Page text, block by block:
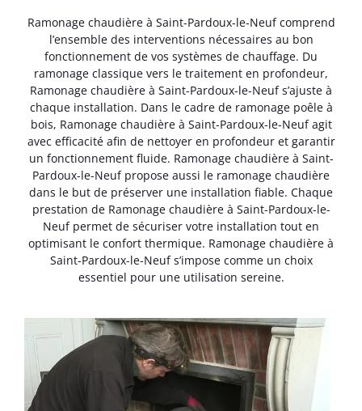
Ramonage chaudière à Saint-Pardoux-le-Neuf comprend
l’ensemble des interventions nécessaires au bon
fonctionnement de vos systèmes de chauffage. Du
ramonage classique vers le traitement en profondeur,
Ramonage chaudière à Saint-Pardoux-le-Neuf s’ajuste à
chaque installation. Dans le cadre de ramonage poêle à
bois, Ramonage chaudière à Saint-Pardoux-le-Neuf agit
avec efficacité afin de nettoyer en profondeur et garantir
un fonctionnement fluide. Ramonage chaudière à Saint-
Pardoux-le-Neuf propose aussi le ramonage chaudière
dans le but de préserver une installation fiable. Chaque
prestation de Ramonage chaudière à Saint-Pardoux-le-
Neuf permet de sécuriser votre installation tout en
optimisant le confort thermique. Ramonage chaudière à
Saint-Pardoux-le-Neuf s’impose comme un choix
essentiel pour une utilisation sereine.